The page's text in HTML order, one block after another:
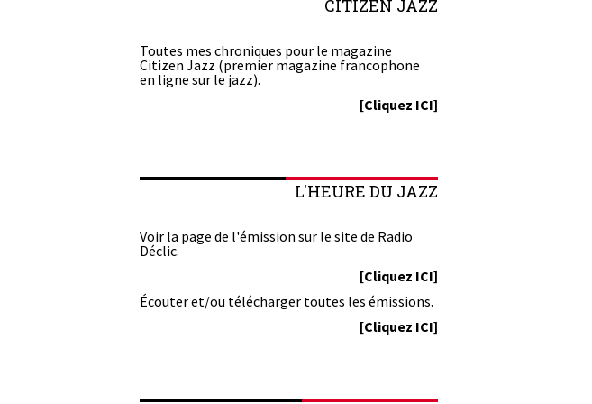
CITIZEN JAZZ
Toutes mes chroniques pour le magazine
Citizen Jazz (premier magazine francophone
en ligne sur le jazz).
[Cliquez ICI]
L'HEURE DU JAZZ
Voir la page de l'émission sur le site de Radio
Déclic.
[Cliquez ICI]
Écouter et/ou télécharger toutes les émissions.
[Cliquez ICI]